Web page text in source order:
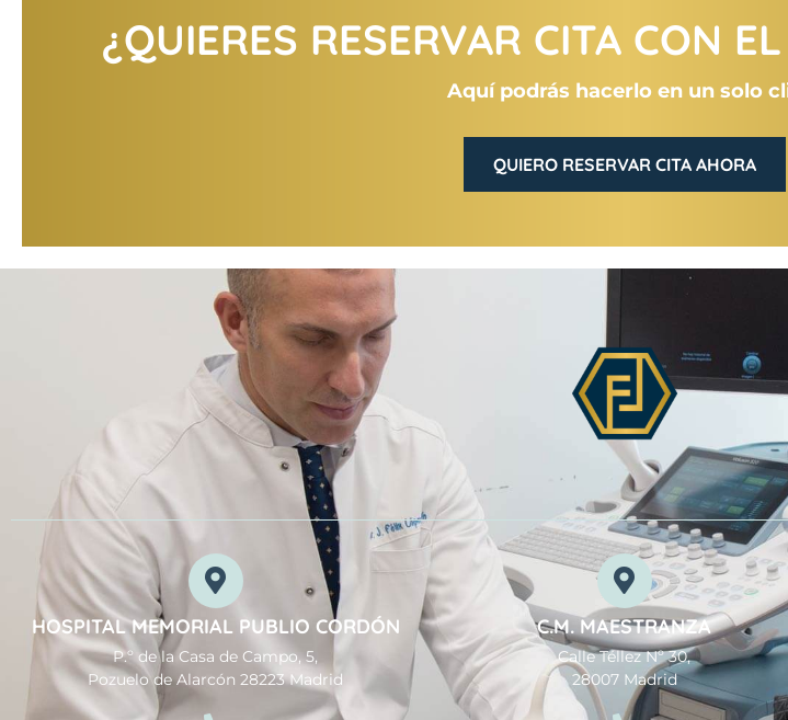
¿QUIERES RESERVAR CITA CON
Aquí podrás hacerlo en un solo
QUIERO RESERVAR CITA AHORA
HOSPITAL MEMORIAL PUBLIO CORDÓN
P.º de la Casa de Campo, 5,
Pozuelo de Alarcón 28223 Madrid
C.M. MAESTRANZA
Calle Téllez Nº 30,
28007 Madrid